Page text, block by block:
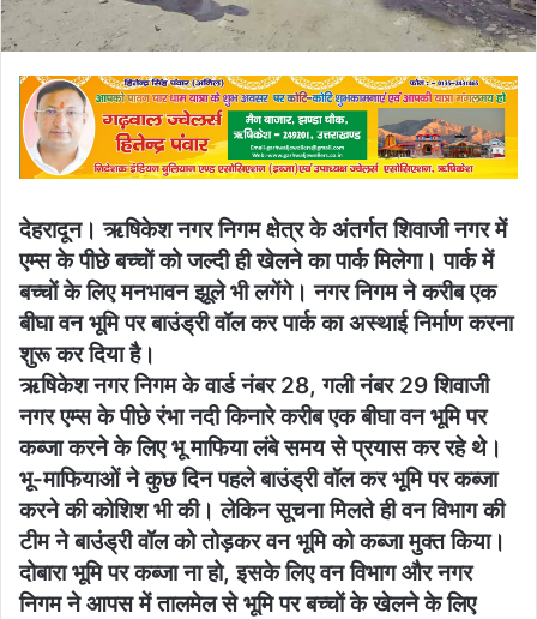
देहरादून। ऋषिकेश नगर निगम क्षेत्र के अंतर्गत शिवाजी नगर में
एम्स के पीछे बच्चों को जल्दी ही खेलने का पार्क मिलेगा। पार्क में
बच्चों के लिए मनभावन झूले भी लगेंगे। नगर निगम ने करीब एक
बीघा वन भूमि पर बाउंड्री वॉल कर पार्क का अस्थाई निर्माण करना
शुरू कर दिया है।
ऋषिकेश नगर निगम के वार्ड नंबर 28, गली नंबर 29 शिवाजी
नगर एम्स के पीछे रंभा नदी किनारे करीब एक बीघा वन भूमि पर
कब्जा करने के लिए भू माफिया लंबे समय से प्रयास कर रहे थे।
भू-माफियाओं ने कुछ दिन पहले बाउंड्री वॉल कर भूमि पर कब्जा
करने की कोशिश भी की। लेकिन सूचना मिलते ही वन विभाग की
टीम ने बाउंड्री वॉल को तोड़कर वन भूमि को कब्जा मुक्त किया।
दोबारा भूमि पर कब्जा ना हो, इसके लिए वन विभाग और नगर
निगम ने आपस में तालमेल से भूमि पर बच्चों के खेलने के लिए